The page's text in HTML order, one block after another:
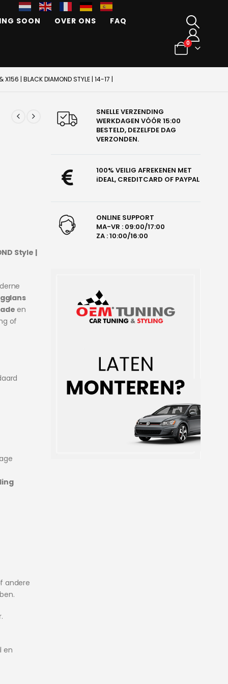
SOON OVER ONS FAQ
0
X156 | BLACK DIAMOND STYLE | 14-17 |
Style |
en
of
andere
en
SNELLE VERZENDING
WERKDAGEN VÓÓR 15:00
BESTELD, DEZELFDE DAG
VERZONDEN.
100% VEILIG AFREKENEN MET
iDEAL, CREDITCARD OF PAYPAL
ONLINE SUPPORT
MA-VR : 09:00/17:00
ZA : 10:00/16:00